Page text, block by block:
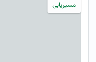
مسیریابی